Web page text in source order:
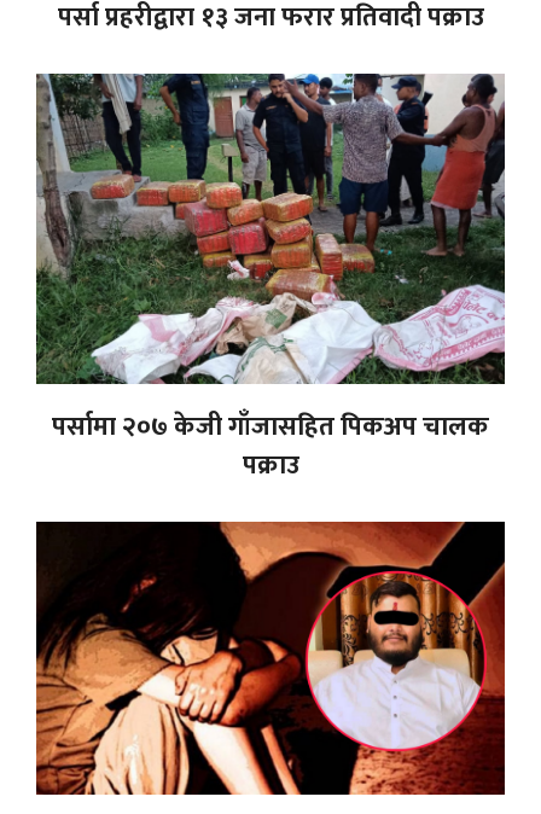
पर्सा प्रहरीद्वारा १३ जना फरार प्रतिवादी पक्राउ
पर्सामा २०७ केजी गाँजासहित पिकअप चालक
पक्राउ